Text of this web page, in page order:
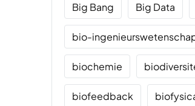
Big Bang Big Data
bio-
biochemie
biofeedback